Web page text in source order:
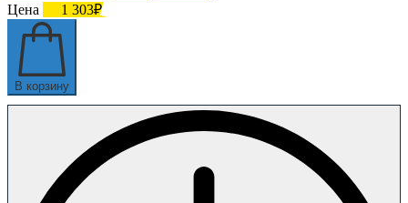
Цена
1 303₽
В корзину